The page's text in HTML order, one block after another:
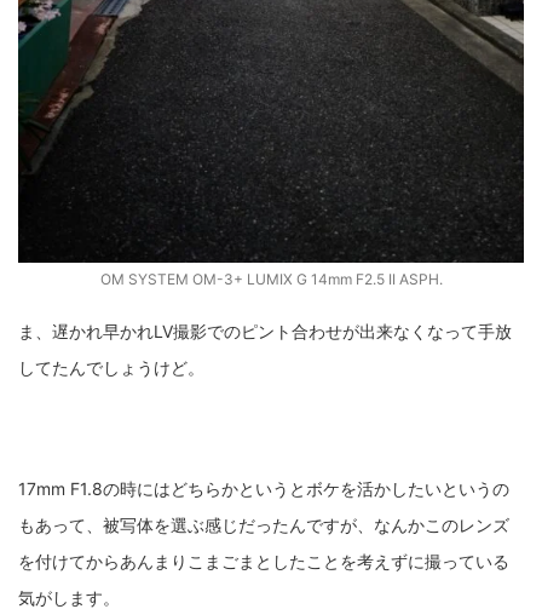
OM SYSTEM OM-3+ LUMIX G 14mm F2.5 II ASPH.
ま、遅かれ早かれLV撮影でのピント合わせが出来なくなって手放
してたんでしょうけど。
17mm F1.8の時にはどちらかというとボケを活かしたいというの
もあって、被写体を選ぶ感じだったんですが、なんかこのレンズ
を付けてからあんまりこまごまとしたことを考えずに撮っている
気がします。